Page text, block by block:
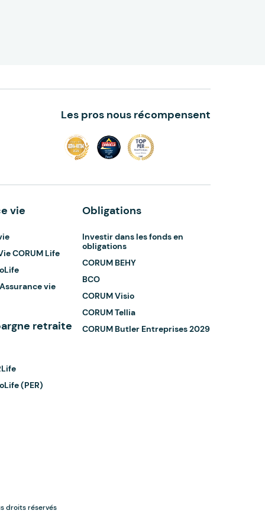
Les pros nous récompensent
vie
CORUM Life
vie
retraite
(PER)
Obligations
Investir dans les fonds en
obligations
CORUM BEHY
BCO
CORUM Visio
CORUM Tellia
CORUM Butler Entreprises 2029
droits réservés